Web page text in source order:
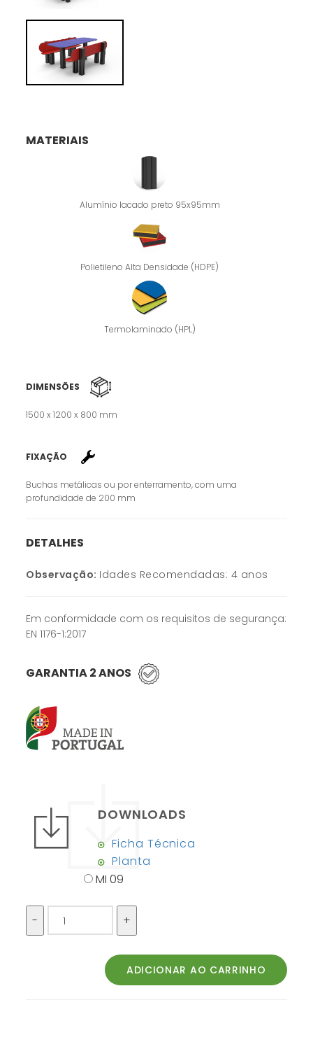
MATERIAIS
Alumínio lacado preto 95x95mm
Polietileno Alta Densidade (HDPE)
Termolaminado (HPL)
DIMENSÕES
1500 x 1200 x 800 mm
FIXAÇÃO
Buchas metálicas ou por enterramento, com uma
profundidade de 200 mm
DETALHES
Observação: Idades Recomendadas: 4 anos
Em conformidade com os requisitos de segurança:
EN 1176-1:2017
GARANTIA 2 ANOS
DOWNLOADS
Ficha Técnica
Planta
MI 09